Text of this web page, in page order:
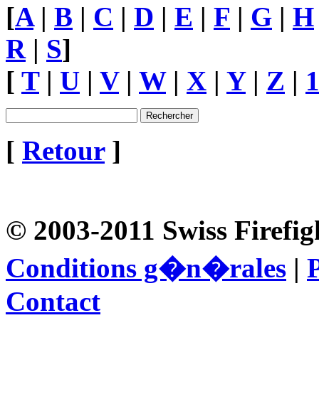
[A| B | C | D | E | F | G | H
R| S]
[ T| U | V| W| X | Y| Z | 1
[ Retour]
© 2003-2011 Swiss
Conditions g�n�rales |
Contact